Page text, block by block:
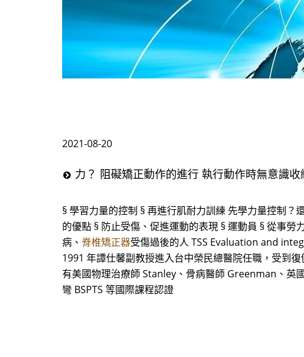
2021-08-20
力？ 阻礙矯正動作的進行 執行動作時無意識
§ 學習力量的控制 § 再進行肌耐力訓練 先學力量控制
的優點 § 防止受傷、促進運動的表現 § 運動員 § 從事
病、 脊椎矯正器受傷過後的人 TSS Evaluation and
1991 年譚仕馨副教授進入台中榮民總醫院任職，受到
有美國物理治療師 Stanley、骨病醫師 Greenman、英
彎 BSPTS 等國際課程認證